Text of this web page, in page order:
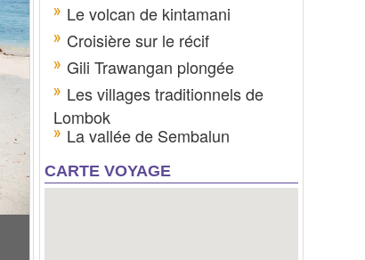
Le volcan de kintamani
Croisière sur le récif
Gili Trawangan plongée
Les villages traditionnels de
Lombok
La vallée de Sembalun
CARTE VOYAGE